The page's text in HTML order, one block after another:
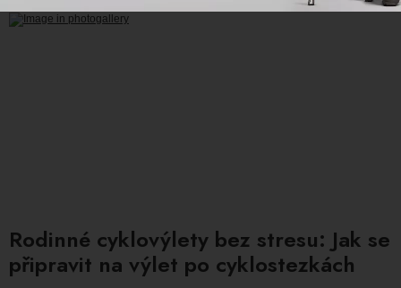
Rodinné cyklovýlety bez stresu: Jak se
připravit na výlet po cyklostezkách